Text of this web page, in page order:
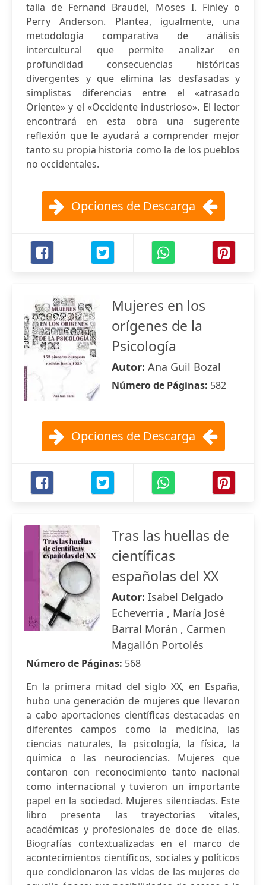
talla de Fernand Braudel, Moses I. Finley o
Perry Anderson. Plantea, igualmente, una
metodología comparativa de análisis
intercultural que permite analizar en
profundidad consecuencias históricas
divergentes y que elimina las desfasadas y
simplistas diferencias entre el «atrasado
Oriente» y el «Occidente industrioso». El lector
encontrará en esta obra una sugerente
reflexión que le ayudará a comprender mejor
tanto su propia historia como la de los pueblos
no occidentales.
Opciones de Descarga
Mujeres en los
orígenes de la
Psicología
Autor: Ana Guil Bozal
Número de Páginas: 582
Opciones de Descarga
Tras las huellas de
científicas
españolas del XX
Autor: Isabel Delgado
Echeverría , María José
Barral Morán , Carmen
Magallón Portolés
Número de Páginas: 568
En la primera mitad del siglo XX, en España,
hubo una generación de mujeres que llevaron
a cabo aportaciones científicas destacadas en
diferentes campos como la medicina, las
ciencias naturales, la psicología, la física, la
química o las neurociencias. Mujeres que
contaron con reconocimiento tanto nacional
como internacional y tuvieron un importante
papel en la sociedad. Mujeres silenciadas. Este
libro presenta las trayectorias vitales,
académicas y profesionales de doce de ellas.
Biografías contextualizadas en el marco de
acontecimientos científicos, sociales y políticos
que condicionaron las vidas de las mujeres de